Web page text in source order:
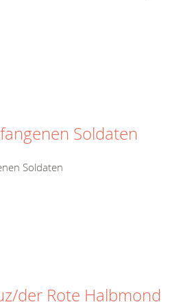
Soldaten
Soldaten
der Rote Halbmond